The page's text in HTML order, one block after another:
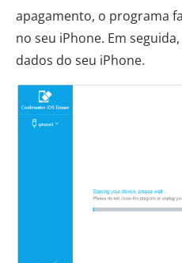
apagamento, o programa
no seu iPhone. Em
dados do seu iPhone.